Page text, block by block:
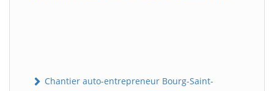
Chantier auto-entrepreneur Bourg-Saint-